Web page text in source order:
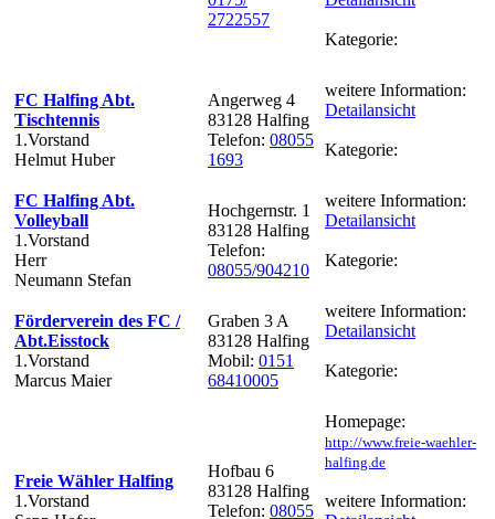
2722557
Kategorie:
FC Halfing Abt.
Tischtennis
1.Vorstand
Helmut Huber
Angerweg 4
83128 Halfing
Telefon: 08055
1693
weitere Information:
Detailansicht
Kategorie:
FC Halfing Abt.
Volleyball
1.Vorstand
Herr
Neumann Stefan
Hochgernstr. 1
83128 Halfing
Telefon:
08055/904210
weitere Information:
Detailansicht
Kategorie:
Förderverein des FC /
Abt.Eisstock
1.Vorstand
Marcus Maier
Graben 3 A
83128 Halfing
Mobil: 0151
68410005
weitere Information:
Detailansicht
Kategorie:
Freie Wähler Halfing
1.Vorstand
Hofbau 6
83128 Halfing
Telefon: 08055
Homepage:
http://www.freie-waehler-
halfing.de
weitere Information: